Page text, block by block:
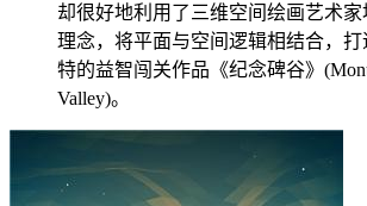
却很好地利用了三维空间绘画艺术
理念，将平面与空间逻辑相结合，
特的益智闯关作品《纪念碑谷》
Valley)。